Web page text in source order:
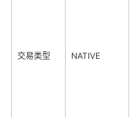
交易类型 NATIVE